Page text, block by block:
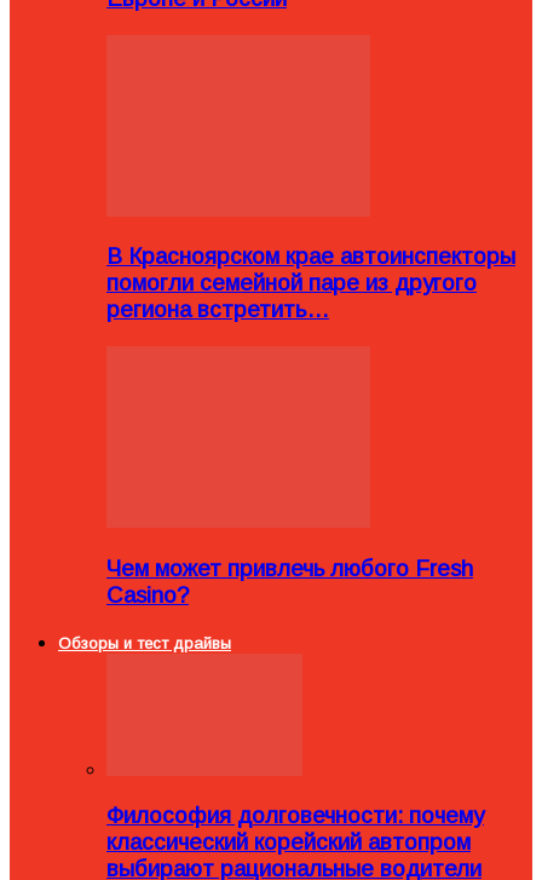
В Красноярском крае автоинспекторы
помогли семейной паре из другого
региона встретить…
Чем может привлечь любого Fresh
Casino?
Обзоры и тест драйвы
Философия долговечности: почему
классический корейский автопром
выбирают рациональные водители